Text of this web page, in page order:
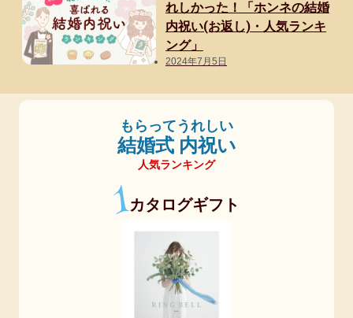
れしかった！「ホンネの結婚
内祝い(お返し)・人気ランキ
ング」
2024年7月5日
もらってうれしい
結婚式 内祝い
人気ランキング
1カタログギフト